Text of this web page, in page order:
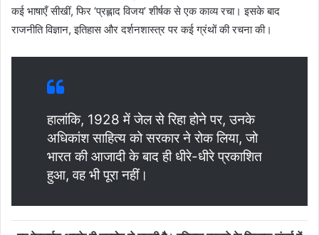
कई भाषाएँ सीखीं, फिर ‘प्रह्लाद विजय’ शीर्षक से एक काव्य रचा। इसके बाद
राजनीति विज्ञान, इतिहास और दर्शनशास्त्र पर कई ग्रंथों की रचना की।
हालांकि, 1928 में जेल से रिहा होने पर, उनके
अधिकांश साहित्य को सरकार ने रोक लिया, जो
भारत की आजादी के बाद ही धीरे-धीरे प्रकाशित
हुआ, वह भी पूरा नहीं।